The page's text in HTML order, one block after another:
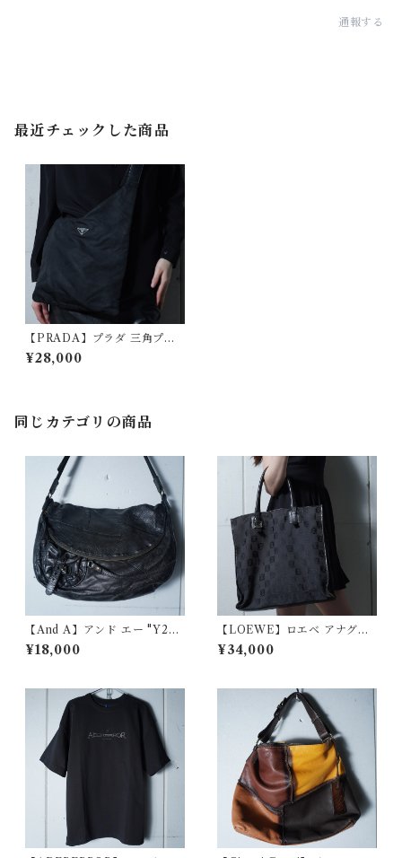
通報する
最近チェックした商品
【PRADA】プラダ 三角プレ
ートロゴナイロンショルダー
バッグ black
¥28,000
同じカテゴリの商品
【And A】アンド エー "Y2K
dark wear" フラップレザーシ
ョルダーバッグ black
¥18,000
【LOEWE】ロエベ アナグラ
ムロゴ総柄レザーハンドルキ
ャンバストートバッグ black
¥34,000